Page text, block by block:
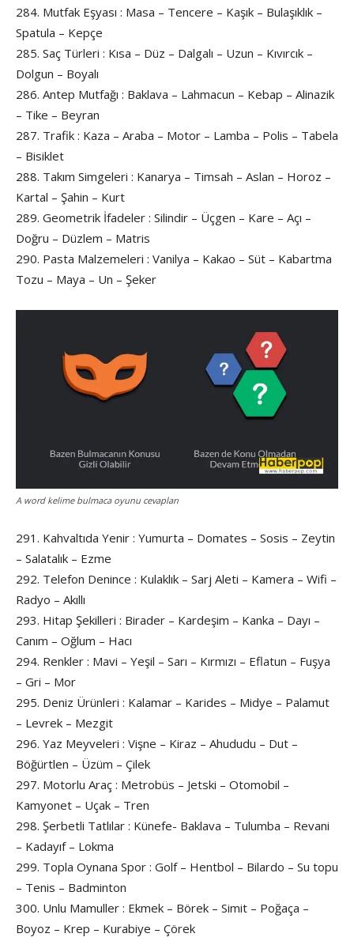
284. Mutfak Eşyası : Masa – Tencere – Kaşık – Bulaşıklık –
Spatula – Kepçe
285. Saç Türleri : Kısa – Düz – Dalgalı – Uzun – Kıvırcık –
Dolgun – Boyalı
286. Antep Mutfağı : Baklava – Lahmacun – Kebap – Alinazik
– Tike – Beyran
287. Trafik : Kaza – Araba – Motor – Lamba – Polis – Tabela
– Bisiklet
288. Takım Simgeleri : Kanarya – Timsah – Aslan – Horoz –
Kartal – Şahin – Kurt
289. Geometrik İfadeler : Silindir – Üçgen – Kare – Açı –
Doğru – Düzlem – Matris
290. Pasta Malzemeleri : Vanilya – Kakao – Süt – Kabartma
Tozu – Maya – Un – Şeker
A word kelime bulmaca oyunu cevapları
291. Kahvaltıda Yenir : Yumurta – Domates – Sosis – Zeytin
– Salatalık – Ezme
292. Telefon Denince : Kulaklık – Sarj Aleti – Kamera – Wifi –
Radyo – Akıllı
293. Hitap Şekilleri : Birader – Kardeşim – Kanka – Dayı –
Canım – Oğlum – Hacı
294. Renkler : Mavi – Yeşil – Sarı – Kırmızı – Eflatun – Fuşya
– Gri – Mor
295. Deniz Ürünleri : Kalamar – Karides – Midye – Palamut
– Levrek – Mezgit
296. Yaz Meyveleri : Vişne – Kiraz – Ahududu – Dut –
Böğürtlen – Üzüm – Çilek
297. Motorlu Araç : Metrobüs – Jetski – Otomobil –
Kamyonet – Uçak – Tren
298. Şerbetli Tatlılar : Künefe- Baklava – Tulumba – Revani
– Kadayıf – Lokma
299. Topla Oynana Spor : Golf – Hentbol – Bilardo – Su topu
– Tenis – Badminton
300. Unlu Mamuller : Ekmek – Börek – Simit – Poğaça –
Boyoz – Krep – Kurabiye – Çörek